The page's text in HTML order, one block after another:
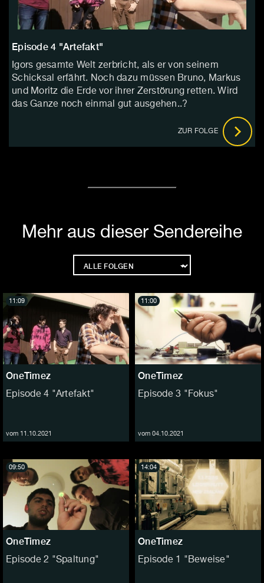
Episode 4 "Artefakt"
Igors gesamte Welt zerbricht, als er von seinem
Schicksal erfährt. Noch dazu müssen Bruno, Markus
und Moritz die Erde vor ihrer Zerstörung retten. Wird
das Ganze noch einmal gut ausgehen..?
ZUR FOLGE
Mehr aus dieser Sendereihe
OneTimez
Episode 4 "Artefakt"
vom 11.10.2021
11:09
OneTimez
Episode 3 "Fokus"
vom 04.10.2021
11:00
OneTimez
Episode 2 "Spaltung"
09:50
OneTimez
Episode 1 "Beweise"
14:04